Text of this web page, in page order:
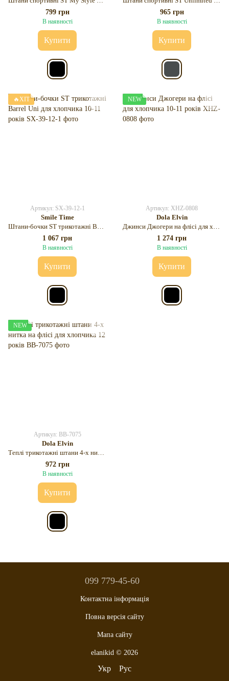
799 грн
В наявності
Купити
965 грн
В наявності
Купити
🔥ХІТ
Артикул: SX-39-12-1
Smile Time
Штани-бочки ST трикотажні Barrel Uni для хлопчика 10-11 років
1 067 грн
В наявності
Купити
NEW
Артикул: XHZ-0808
Dola Elvin
Джинси Джогери на флісі для хлопчика 10-11 років
1 274 грн
В наявності
Купити
NEW
Артикул: BB-7075
Dola Elvin
Теплі трикотажні штани 4-х нитка на флісі для хлопчика 12 років
972 грн
В наявності
Купити
099 779-45-60
Контактна інформація
Повна версія сайту
Мапа сайту
elanikid © 2026
Укр Рус